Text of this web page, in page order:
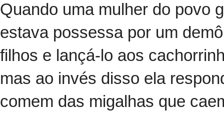
Quando uma mulher do povo
estava possessa por um
filhos e lançá-lo aos
mas ao invés disso ela
comem das migalhas que